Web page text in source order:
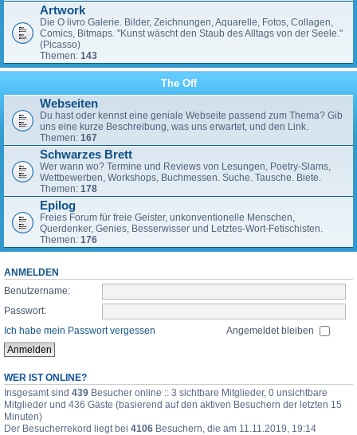
Artwork
Die O livro Galerie. Bilder, Zeichnungen, Aquarelle, Fotos, Collagen,
Comics, Bitmaps. "Kunst wäscht den Staub des Alltags von der Seele."
(Picasso)
Themen: 143
The Off
Webseiten
Du hast oder kennst eine geniale Webseite passend zum Thema? Gib
uns eine kurze Beschreibung, was uns erwartet, und den Link.
Themen: 167
Schwarzes Brett
Wer wann wo? Termine und Reviews von Lesungen, Poetry-Slams,
Wettbewerben, Workshops, Buchmessen. Suche. Tausche. Biete.
Themen: 178
Epilog
Freies Forum für freie Geister, unkonventionelle Menschen,
Querdenker, Genies, Besserwisser und Letztes-Wort-Fetischisten.
Themen: 176
ANMELDEN
Benutzername:
Passwort:
Ich habe mein Passwort vergessen
Angemeldet bleiben
WER IST ONLINE?
Insgesamt sind 439 Besucher online :: 3 sichtbare Mitglieder, 0 unsichtbare
Mitglieder und 436 Gäste (basierend auf den aktiven Besuchern der letzten 15
Minuten)
Der Besucherrekord liegt bei 4106 Besuchern, die am 11.11.2019, 19:14